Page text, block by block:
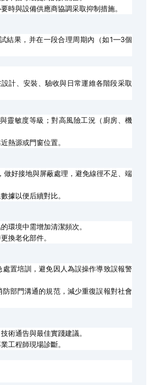
時與設備供應商協調采取抑制措施。
結果，并在一段合理周期內（如1—3個
計、安裝、驗收與日常運維各階段采取
靈敏度等級；對高風險工況（廚房、機
熱源或門窗位置。
好接地與屏蔽處理，避免線徑不足、端
據以便后續對比。
環境中需增加清潔頻次。
換老化部件。
置培訓，避免因人為誤操作導致誤報警
部門溝通的規范，減少重復誤報對社會
術通告與最佳實踐建議。
工程師現場診斷。